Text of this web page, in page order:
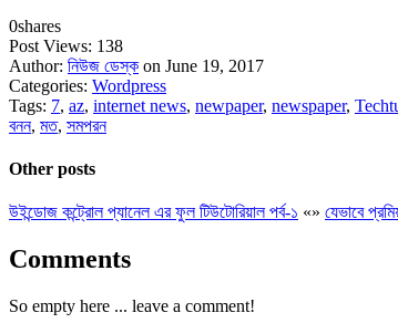
0shares
Post Views: 138
Author: নিউজ ডেস্ক on June 19, 2017
Categories: Wordpress
Tags: 7, az, internet news, newpaper, newspaper,
বনন, মত, সমপরন
Other posts
উইন্ডোজ কন্ট্রোল প্যানেল এর ফুল টিউটোরিয়াল পর্ব-১ «» যেভাবে
Comments
So empty here ... leave a comment!